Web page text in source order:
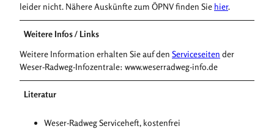
leider nicht. Nähere Auskünfte zum ÖPNV finden Sie hier.
Weitere Infos / Links
Weitere Information erhalten Sie auf den Serviceseiten der
Weser-Radweg-Infozentrale: www.weserradweg-info.de
Literatur
Weser-Radweg Serviceheft, kostenfrei